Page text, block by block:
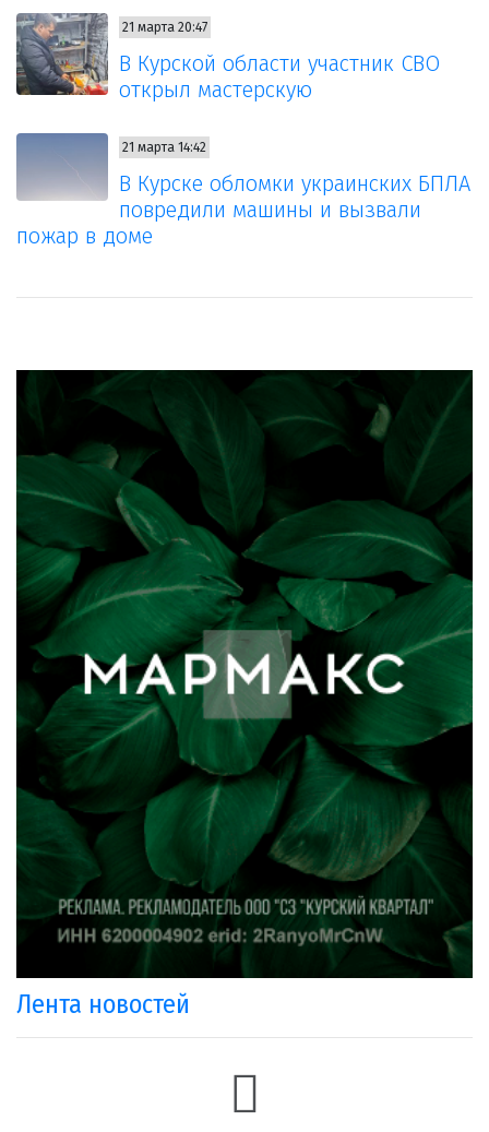
21 марта 20:47
В Курской области участник СВО
открыл мастерскую
21 марта 14:42
В Курске обломки украинских БПЛА
повредили машины и вызвали
пожар в доме
Лента новостей